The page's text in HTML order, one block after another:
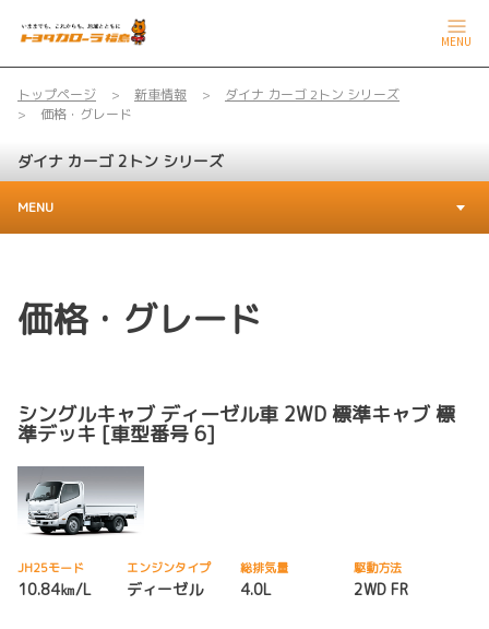
MENU
トップページ 新車情報
ダイナ カーゴ 2トン シリーズ
価格・グレード
ダイナ カーゴ 2トン シリーズ
MENU
価格・グレード
シングルキャブ ディーゼル車 2WD 標準キャブ 標
準デッキ [車型番号 6]
JH25モード
10.84㎞/L
エンジンタイプ
ディーゼル
総排気量
4.0L
駆動方法
2WD FR